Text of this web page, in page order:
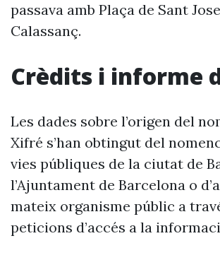
passava amb Plaça de Sant
Calassanç.
Crèdits i informe
Les dades sobre l’origen del
Xifré s’han obtingut del
vies públiques de la ciutat de
l’Ajuntament de Barcelona o
mateix organisme públic a
peticions d’accés a la